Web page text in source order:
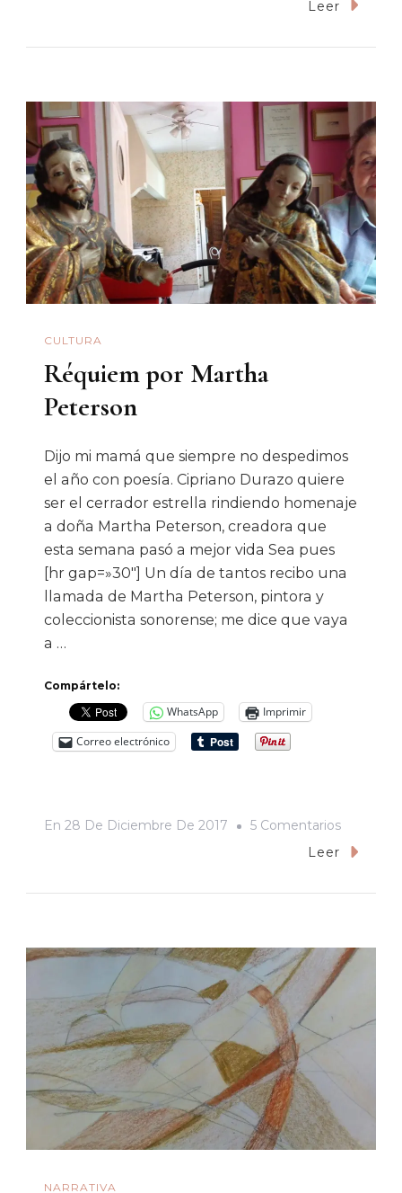
Palabras
De
Leer
CULTURA
Réquiem por Martha
Peterson
Dijo mi mamá que siempre no despedimos
el año con poesía. Cipriano Durazo quiere
ser el cerrador estrella rindiendo homenaje
a doña Martha Peterson, creadora que
esta semana pasó a mejor vida Sea pues
[hr gap=»30″] Un día de tantos recibo una
llamada de Martha Peterson, pintora y
coleccionista sonorense; me dice que vaya
a …
Compártelo:
WhatsApp
Imprimir
Correo electrónico
En 28 De Diciembre De 2017 5 ComentariosEn
Réquiem
Leer
NARRATIVA